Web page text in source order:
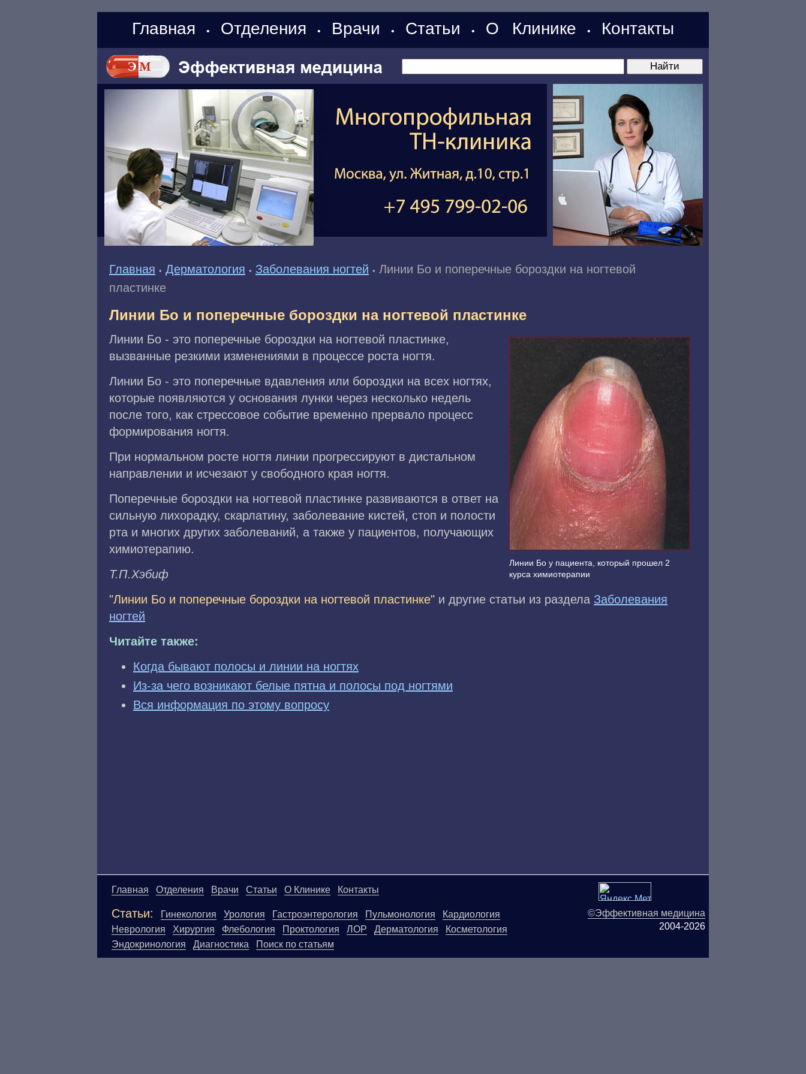
Главная • Отделения • Врачи • Статьи • О Клинике • Контакты
Главная • Дерматология • Заболевания ногтей • Линии Бо и поперечные бороздки на ногтевой
пластинке
Линии Бо и поперечные бороздки на ногтевой пластинке
Линии Бо у пациента, который прошел 2
курса химиотерапии
Линии Бо - это поперечные бороздки на ногтевой пластинке,
вызванные резкими изменениями в процессе роста ногтя.
Линии Бо - это поперечные вдавления или бороздки на всех ногтях,
которые появляются у основания лунки через несколько недель
после того, как стрессовое событие временно прервало процесс
формирования ногтя.
При нормальном росте ногтя линии прогрессируют в дистальном
направлении и исчезают у свободного края ногтя.
Поперечные бороздки на ногтевой пластинке развиваются в ответ на
сильную лихорадку, скарлатину, заболевание кистей, стоп и полости
рта и многих других заболеваний, а также у пациентов, получающих
химиотерапию.
Т.П.Xэбиф
"Линии Бо и поперечные бороздки на ногтевой пластинке" и другие статьи из раздела Заболевания
ногтей
Читайте также:
Когда бывают полосы и линии на ногтях
Из-за чего возникают белые пятна и полосы под ногтями
Вся информация по этому вопросу
Главная Отделения Врачи Статьи О Клинике Контакты
Статьи: Гинекология Урология Гастроэнтерология Пульмонология
Кардиология
Неврология
Хирургия Флебология Проктология ЛОР Дерматология
Косметология
Эндокринология
Диагностика Поиск по статьям
©Эффективная медицина
2004-2026